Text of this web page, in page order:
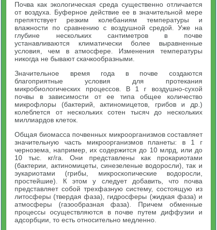
Почва как экологическая среда существенно отличается
от воздуха. Буферное действие ее в значительной мере
препятствует резким колебаниям температуры и
влажности по сравнению с воздушной средой. Уже на
глубине нескольких сантиметров в почве
устанавливаются климатически более выравненные
условия, чем в атмосфере. Изменения температуры
никогда не бывают скачкообразными.
Значительное время года в почве создаются
благоприятные условия для протекания
микробиологических процессов. В 1 г воздушно-сухой
почвы в зависимости от ее типа общее количество
микрофлоры (бактерий, актиномицетов, грибов и др.)
колеблется от нескольких сотен тысяч до нескольких
миллиардов клеток.
Общая биомасса почвенных микроорганизмов составляет
значительную часть микроорганизмов планеты: в 1 г
чернозема, например, их содержится до 10 млрд, или до
10 тыс. кг/га. Они представлены как прокариотами
(бактерии, актиномицеты, синезеленые водоросли), так и
эукариотами (грибы, микроскопические водоросли,
простейшие). К этом у следует добавить, что почва
представляет собой трехфазную систему, состоящую из
литосферы (твердая фаза), гидросферы (жидкая фаза) и
атмосферы (газообразная фаза). Причем обменные
процессы осуществляются в почве путем диффузии и
адсорбции, то есть относительно медленно.